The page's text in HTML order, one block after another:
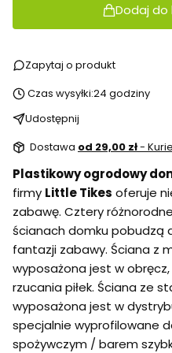
Dodaj do
Zapytaj o produkt
Czas wysyłki:24 godziny
Udostępnij
Dostawa od 29,00 zł-
Plastikowy ogrodowy
firmy Little Tikes oferuje
zabawę. Cztery
ścianach domku pobudzą
fantazji zabawy. Ściana z
wyposażona jest w
rzucania piłek. Ściana ze
wyposażona jest w
specjalnie wyprofilowane
spożywczym / barem